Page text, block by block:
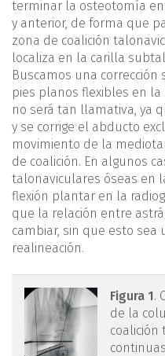
terminar la osteotomía
y anterior, de forma que
zona de coalición
localiza en la carilla
Buscamos una
pies planos flexibles en
no será tan llamativa, ya
y se corrige el abducto
movimiento de la
de coalición. En algunos
talonaviculares óseas en
flexión plantar en la
que la relación entre
cambiar, sin que esto sea
realineación.
figura1.png
Figura 1.
de la
coalición